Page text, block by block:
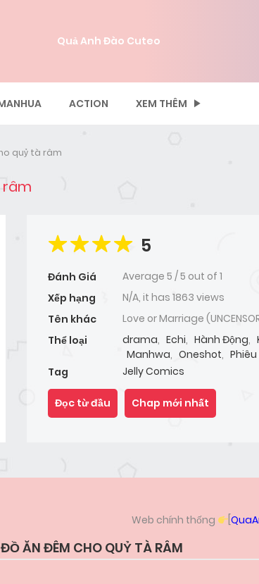
Quả Anh Đào Cuteo
ACTION XEM THÊM
quỷ tà râm
5
Đánh Giá Average 5 /5 out of 1
Xếp hạng
N/A, it has 1863 views
Tên khác
Love or Marriage
Thể loại
drama, Echi, Hành Động,
Manhwa, Oneshot, Phiêu
Tag
Jelly Comics
Đọc từ đầu Chap mới nhất
Web chính thống [
ĂN ĐÊM CHO QUỶ TÀ RÂM